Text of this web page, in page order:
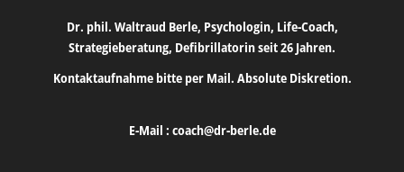
Dr. phil. Waltraud Berle, Psychologin, Life-Coach,
Strategieberatung, Defibrillatorin seit 26 Jahren.
Kontaktaufnahme bitte per Mail. Absolute Diskretion.
E-Mail : coach@dr-berle.de